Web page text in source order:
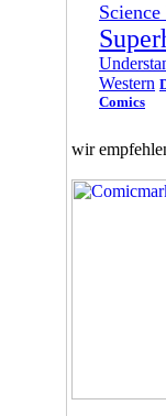
Western
Comics
wir